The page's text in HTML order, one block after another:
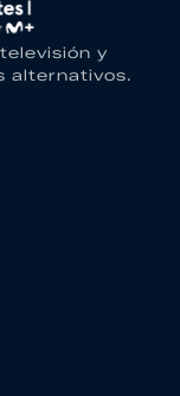
y
alternativos.